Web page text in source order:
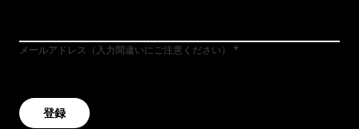
メールアドレス（入力間違いにご注意ください）
登録